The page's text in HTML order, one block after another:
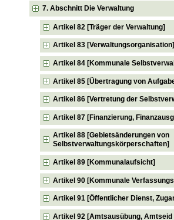
7. Abschnitt Die Verwaltung
Artikel 82 [Träger der Verwaltung]
Artikel 83 [Verwaltungsorganisation]
Artikel 84 [Kommunale
Artikel 85 [Übertragung von
Artikel 86 [Vertretung der
Artikel 87 [Finanzierung,
Artikel 88 [Gebietsänderungen von
Selbstverwaltungskörperschaften]
Artikel 89 [Kommunalaufsicht]
Artikel 90 [Kommunale
Artikel 91 [Öffentlicher Dienst,
Artikel 92 [Amtsausübung,